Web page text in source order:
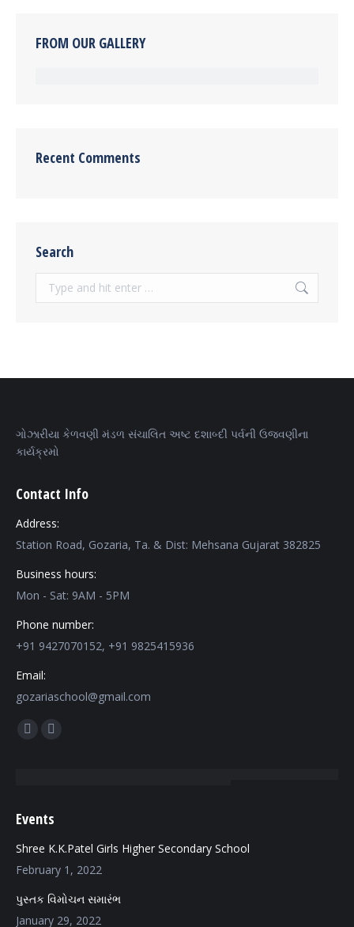
FROM OUR GALLERY
Recent Comments
Search
Search:
ગોઝારીયા કેળવણી મંડળ સંચાલિત અષ્ટ દશાબ્દી પર્વની ઉજવણીના
કાર્યક્રમો
Contact Info
Address:
Station Road, Gozaria, Ta. & Dist: Mehsana Gujarat 382825
Business hours:
Mon - Sat: 9AM - 5PM
Phone number:
+91 9427070152, +91 9825415936
Email:
gozariaschool@gmail.com
Find us on:
Facebook
new
Mail
new
Events
Shree K.K.Patel Girls Higher Secondary School
February 1, 2022
પુસ્તક વિમોચન સમારંભ
January 29, 2022